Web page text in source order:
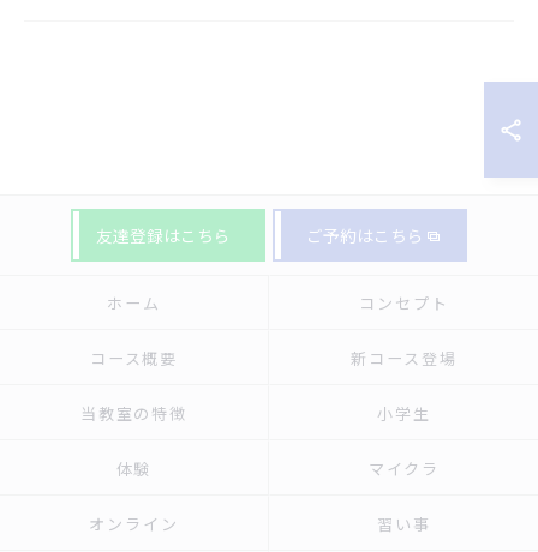
友達登録はこちら ご予約はこちら
ホーム コンセプト
コース概要 新コース登場
当教室の特徴 小学生
体験 マイクラ
オンライン 習い事